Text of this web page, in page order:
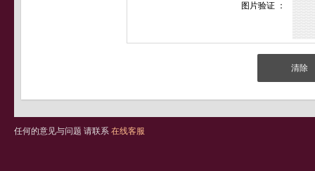
图片验证 ：
任何的意见与问题 请联系 在线客服